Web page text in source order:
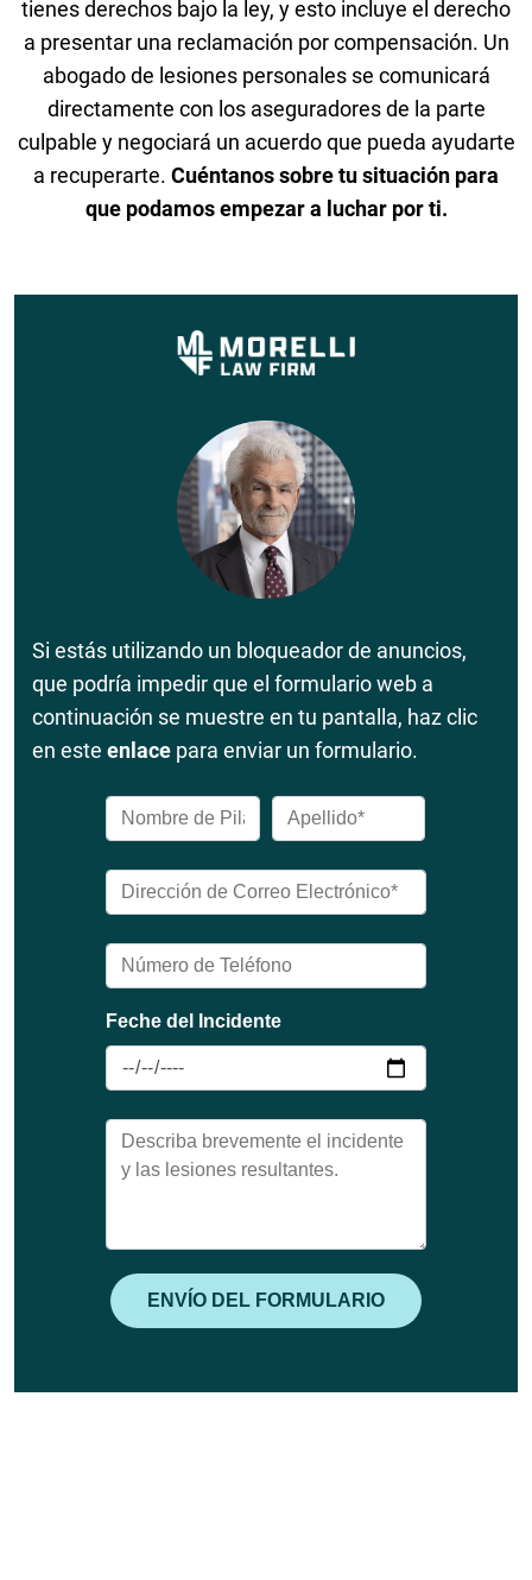
tienes derechos bajo la ley, y esto incluye el derecho
a presentar una reclamación por compensación. Un
abogado de lesiones personales se comunicará
directamente con los aseguradores de la parte
culpable y negociará un acuerdo que pueda ayudarte
a recuperarte. Cuéntanos sobre tu situación para
que podamos empezar a luchar por ti.
Si estás utilizando un bloqueador de anuncios,
que podría impedir que el formulario web a
continuación se muestre en tu pantalla, haz clic
en este enlace para enviar un formulario.